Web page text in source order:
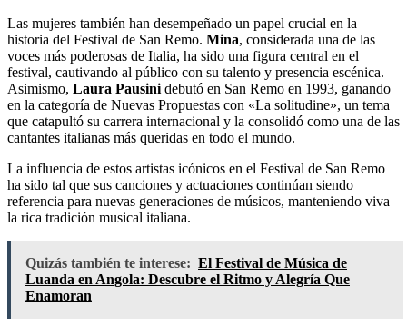
Las mujeres también han desempeñado un papel crucial en la
historia del Festival de San Remo. Mina, considerada una de las
voces más poderosas de Italia, ha sido una figura central en el
festival, cautivando al público con su talento y presencia escénica.
Asimismo, Laura Pausinidebutó en San Remo en 1993, ganando
en la categoría de Nuevas Propuestas con «La solitudine», un tema
que catapultó su carrera internacional y la consolidó como una de las
cantantes italianas más queridas en todo el mundo.
La influencia de estos artistas icónicos en el Festival de San Remo
ha sido tal que sus canciones y actuaciones continúan siendo
referencia para nuevas generaciones de músicos, manteniendo viva
la rica tradición musical italiana.
Quizás también te interese: El Festival de Música de
Luanda en Angola: Descubre el Ritmo y Alegría Que
Enamoran